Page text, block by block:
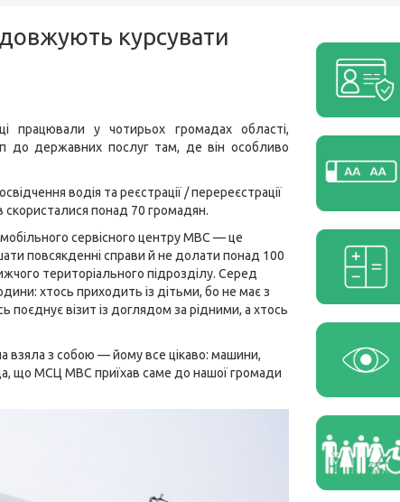
курсувати
працювали у чотирьох громадах області,
до державних послуг там, де він особливо
водія та реєстрації / перереєстрації
скористалися понад 70 громадян.
сервісного центру МВС — це
повсякденні справи й не долати понад 100
територіального підрозділу. Серед
хтось приходить із дітьми, бо не має з
поєднує візит із доглядом за рідними, а хтось
взяла з собою — йому все цікаво: машини,
що МСЦ МВС приїхав саме до нашої громади